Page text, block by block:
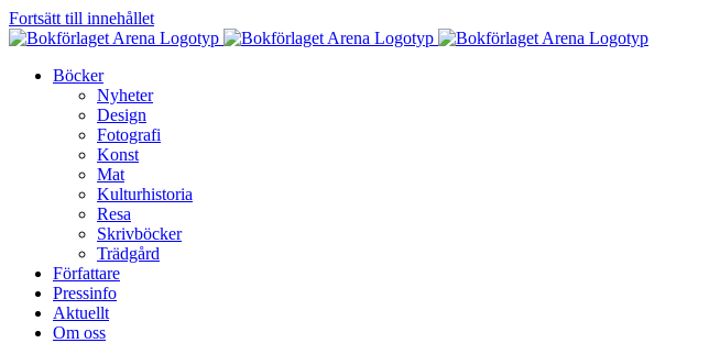
Fortsätt till innehållet
Böcker
Nyheter
Design
Fotografi
Konst
Mat
Kulturhistoria
Resa
Skrivböcker
Trädgård
Författare
Pressinfo
Aktuellt
Om oss